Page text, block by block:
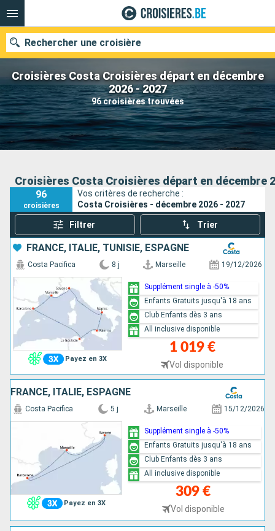
Croisières Costa Croisières départ en décembre
2026 - 2027
96 croisières trouvées
Rechercher une croisière
Nos destinations
Mois de départ
Rechercher
Croisières Costa Croisières départ en décembre
96
croisières
Vos critères de recherche :
Costa Croisières - décembre 2026 - 2027
Filtrer Trier
FRANCE, ITALIE, TUNISIE, ESPAGNE
Payez en 3X
Costa Pacifica 8 j Marseille 19/12/2026
1 019 €
Vol disponible
Supplément single à -50%
Enfants Gratuits jusqu'à 18 ans
Club Enfants dès 3 ans
All inclusive disponible
FRANCE, ITALIE, ESPAGNE
Payez en 3X
Costa Pacifica 5 j Marseille 15/12/2026
309 €
Vol disponible
Supplément single à -50%
Enfants Gratuits jusqu'à 18 ans
Club Enfants dès 3 ans
All inclusive disponible